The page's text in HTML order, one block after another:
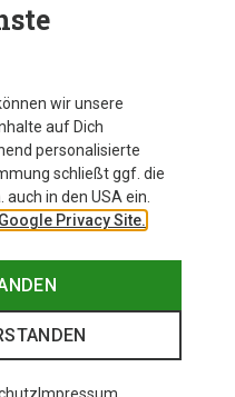
wir unsere
auf Dich
personalisierte
schließt ggf. die
in den USA ein.
Google Privacy Site.